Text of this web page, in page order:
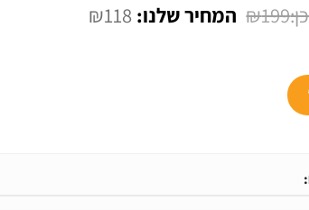
₪199
המחיר
₪118 המחיר